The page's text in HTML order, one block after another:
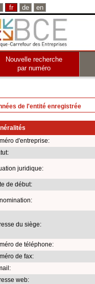
fr de en
Nouvelle recherche
par numéro
de l'entité enregistrée
d'entreprise:
juridique:
de début:
du siège:
de téléphone:
de fax:
web: